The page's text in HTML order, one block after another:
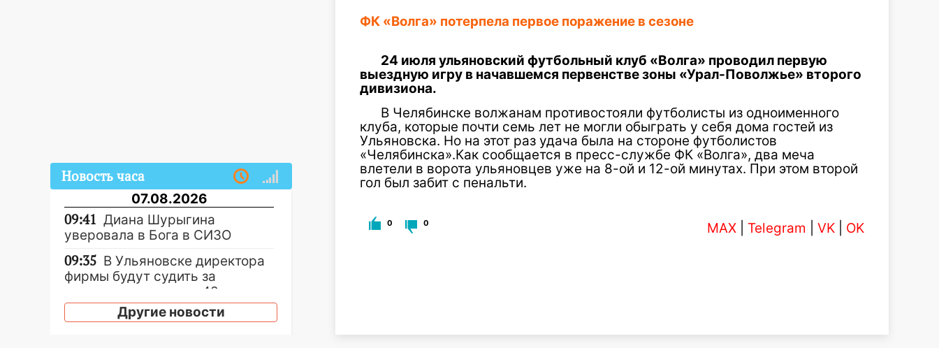
ФК «Волга» потерпела первое поражение в сезоне
24 июля ульяновский футбольный клуб «Волга» проводил первую
выездную игру в начавшемся первенстве зоны «Урал-Поволжье» второго
дивизиона.
В Челябинске волжанам противостояли футболисты из одноименного
клуба, которые почти семь лет не могли обыграть у себя дома гостей из
Ульяновска. Но на этот раз удача была на стороне футболистов
«Челябинска».Как сообщается в пресс-службе ФК «Волга», два меча
влетели в ворота ульяновцев уже на 8-ой и 12-ой минутах. При этом второй
гол был забит с пенальти.
0 0 MAX Telegram VK OK
Новость часа
07.08.2026
09:41 Диана Шурыгина
уверовала в Бога в СИЗО
09:35 В Ульяновске директора
фирмы будут судить за
неуплату налогов на 48 млн
рублей Другие новости